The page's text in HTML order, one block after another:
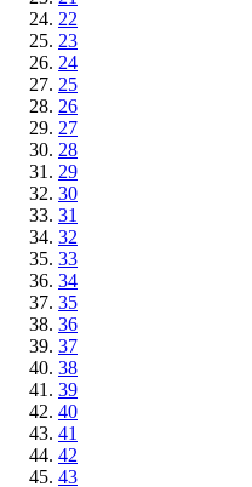
22
23
24
25
26
27
28
29
30
31
32
33
34
35
36
37
38
39
40
41
42
43